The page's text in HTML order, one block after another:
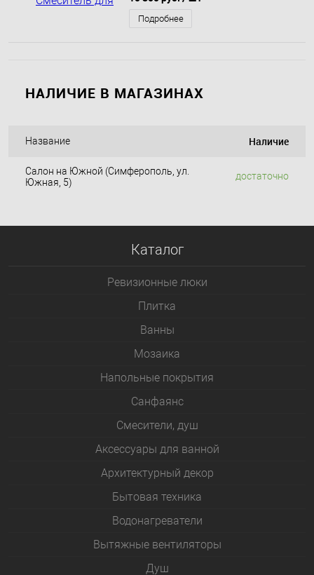
Европа
Подробнее
НАЛИЧИЕ В МАГАЗИНАХ
Название Наличие
Салон на Южной (Симферополь, ул.
Южная, 5)
достаточно
Каталог
Ревизионные люки
Плитка
Bанны
Мозаика
Напольные покрытия
Санфаянс
Смесители, душ
Аксессуары для ванной
Архитектурный декор
Бытовая техника
Водонагреватели
Вытяжные вентиляторы
Душ